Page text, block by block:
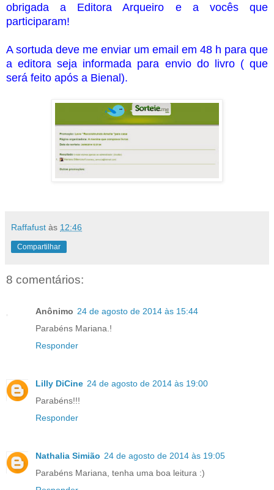
obrigada a Editora Arqueiro e a vocês que
participaram!
A sortuda deve me enviar um email em 48 h para que
a editora seja informada para envio do livro ( que
será feito após a Bienal).
Raffafust às 12:46
Compartilhar
8 comentários:
Anônimo 24 de agosto de 2014 às 15:44
Parabéns Mariana.!
Responder
Lilly DiCine 24 de agosto de 2014 às 19:00
Parabéns!!!
Responder
Nathalia Simião 24 de agosto de 2014 às 19:05
Parabéns Mariana, tenha uma boa leitura :)